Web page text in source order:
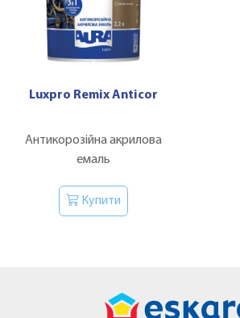
Luxpro Remix Anticor
Антикорозійна акрилова
емаль
Купити